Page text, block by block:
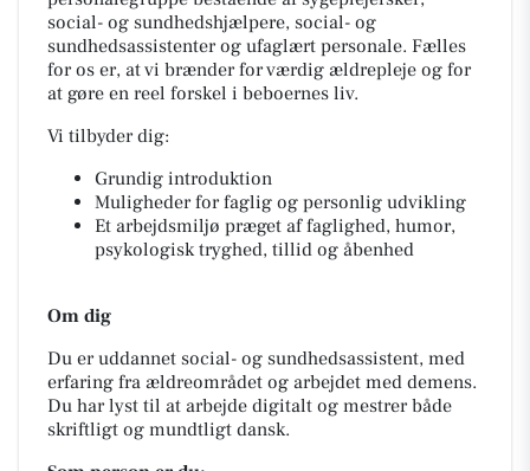
social- og sundhedshjælpere, social- og
sundhedsassistenter og ufaglært personale. Fælles
for os er, at vi brænder for værdig ældrepleje og for
at gøre en reel forskel i beboernes liv.
Vi tilbyder dig:
Grundig introduktion
Muligheder for faglig og personlig udvikling
Et arbejdsmiljø præget af faglighed, humor,
psykologisk tryghed, tillid og åbenhed
Om dig
Du er uddannet social- og sundhedsassistent, med
erfaring fra ældreområdet og arbejdet med demens.
Du har lyst til at arbejde digitalt og mestrer både
skriftligt og mundtligt dansk.